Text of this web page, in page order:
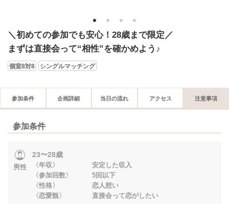
1 2 3 4
＼初めての参加でも安心！28歳まで限定／
まずは直接会って“相性”を確かめよう♪
個室8対8 シングルマッチング
参加条件 企画詳細 当日の流れ アクセス 注意事項
参加条件
男性
23〜28歳
〈年収〉 安定した収入
〈参加回数〉 5回以下
〈性格〉 恋人想い
〈恋愛観〉 直接会って恋がしたい